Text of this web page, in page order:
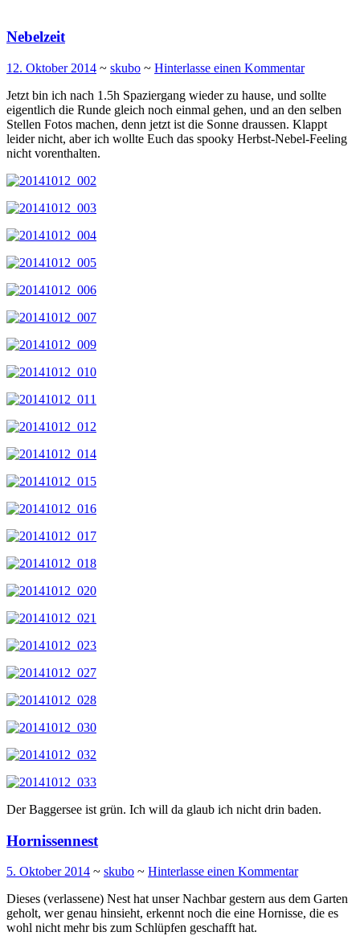
Nebelzeit
12. Oktober 2014 ~ skubo ~ Hinterlasse einen Kommentar
Jetzt bin ich nach 1.5h Spaziergang wieder zu hause, und sollte
eigentlich die Runde gleich noch einmal gehen, und an den selben
Stellen Fotos machen, denn jetzt ist die Sonne draussen. Klappt
leider nicht, aber ich wollte Euch das spooky Herbst-Nebel-Feeling
nicht vorenthalten.
Der Baggersee ist grün. Ich will da glaub ich nicht drin baden.
Hornissennest
5. Oktober 2014 ~ skubo ~ Hinterlasse einen Kommentar
Dieses (verlassene) Nest hat unser Nachbar gestern aus dem Garten
geholt, wer genau hinsieht, erkennt noch die eine Hornisse, die es
wohl nicht mehr bis zum Schlüpfen geschafft hat.